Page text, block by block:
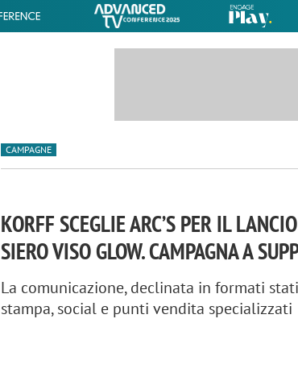
CAMPAGNE
KORFF SCEGLIE ARC’S PER IL
SIERO VISO GLOW. CAMPAGNA A
La comunicazione, declinata in formati
stampa, social e punti vendita specializzati